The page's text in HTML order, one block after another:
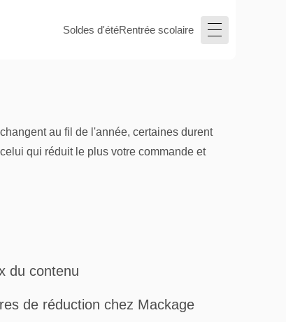
Soldes d'étéRentrée scolaire
au fil de l'année, certaines durent
qui réduit le plus votre commande et
du contenu
de réduction chez Mackage